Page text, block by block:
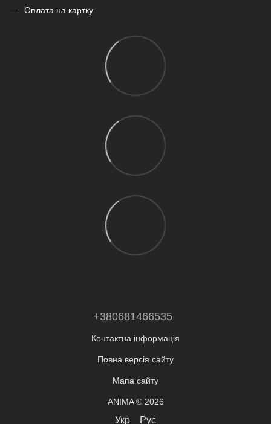
Оплата на картку
+380681466535
Контактна інформація
Повна версія сайту
Мапа сайту
ANIMA © 2026
Укр Рус